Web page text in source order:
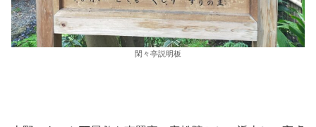
閑々亭説明板